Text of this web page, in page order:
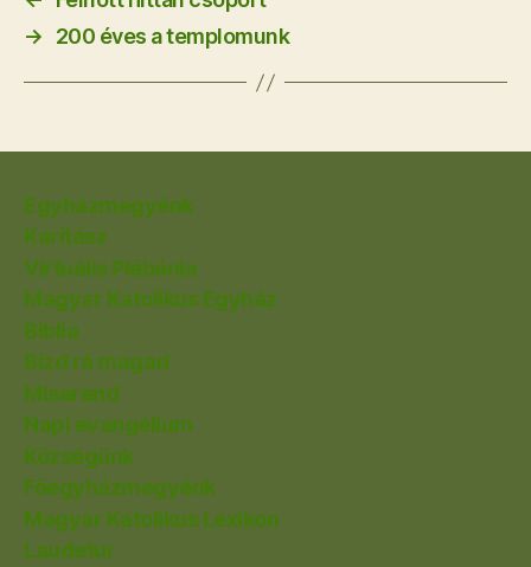
→
200 éves a templomunk
Egyházmegyénk
Karitász
Virtuális Plébánia
Magyar Katolikus Egyház
Biblia
Bízd rá magad
Miserend
Napi evangélium
Községünk
Főegyházmegyénk
Magyar Katolikus Lexikon
Laudetur